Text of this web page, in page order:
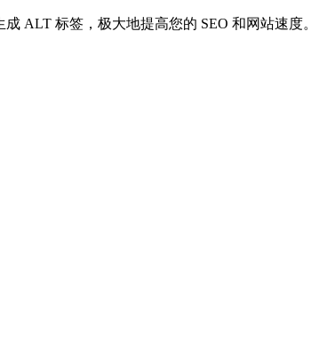
ALT 标签，极大地提高您的 SEO 和网站速度。